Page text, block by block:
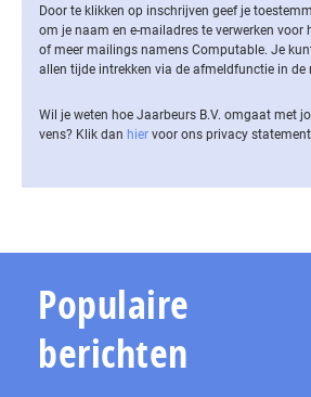
Door te klikken op inschrijven geef je
om je naam en e-mailadres te verwerken voor
of meer mailings namens Computable. Je
allen tijde intrekken via de af­meld­func­tie in de
Wil je weten hoe Jaarbeurs B.V. omgaat met
vens? Klik dan hier voor ons privacy
Populaire
berichten